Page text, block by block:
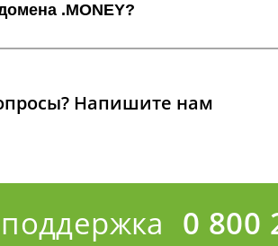
.MONEY?
Напишите нам
0 800